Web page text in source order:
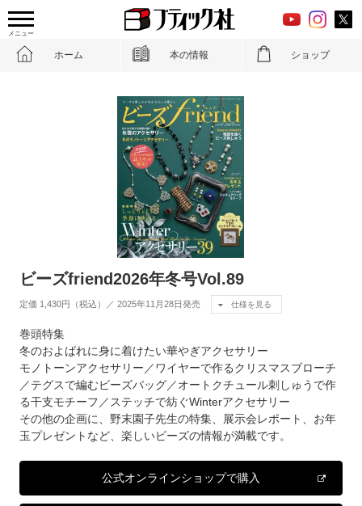
メニュー
ホーム 本の情報 ショップ
ビーズfriend2026年冬号Vol.89
定価 1,430円（税込）／ 2025年11月28日発売 仕様を見る
巻頭特集
冬のおよばれに身に着けたい華やぎアクセサリー
モノトーンアクセサリー／ワイヤーで作るクリスマスブローチ
／テグスで編むビーズバッグ／オートクチュール刺しゅうで作
る干支モチーフ／ステッチで紡ぐWinterアクセサリー
その他の企画に、野末園子先生の特集、展示会レポート、お年
玉プレゼントなど、楽しいビーズの情報が満載です。
公式オンラインショップで購入